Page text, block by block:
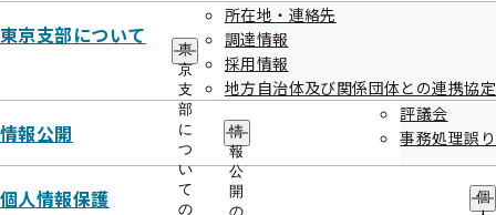
東京支部について
東
京
支
部
に
つ
い
て
の
所在地・連絡先
調達情報
採用情報
地方自治体及び関係団体との連携協定
情報公開
情
報
公
開
の
評議会
事務処理誤り
個人情報保護
個
11【健診・特定保健指導：契約機関様
向け】契約健診機関の皆様へ（お知ら
せ）